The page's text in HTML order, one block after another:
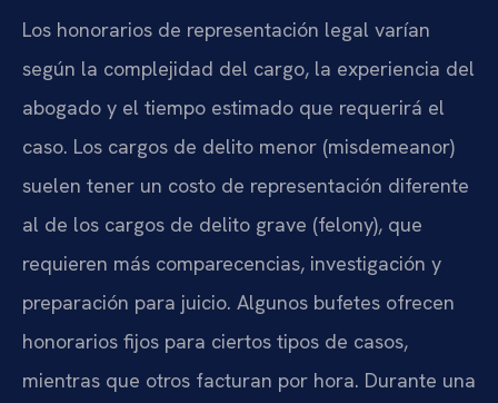
Los honorarios de representación legal varían
según la complejidad del cargo, la experiencia del
abogado y el tiempo estimado que requerirá el
caso. Los cargos de delito menor (misdemeanor)
suelen tener un costo de representación diferente
al de los cargos de delito grave (felony), que
requieren más comparecencias, investigación y
preparación para juicio. Algunos bufetes ofrecen
honorarios fijos para ciertos tipos de casos,
mientras que otros facturan por hora. Durante una